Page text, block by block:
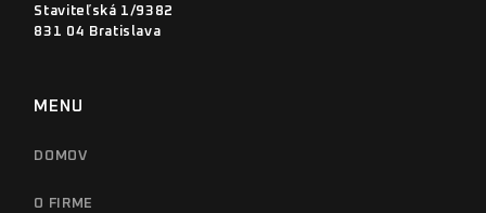
Staviteľská 1/9382
831 04 Bratislava
MENU
DOMOV
O FIRME